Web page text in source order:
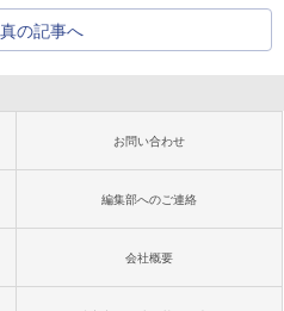
の記事へ
お問い合わせ
編集部へのご連絡
会社概要